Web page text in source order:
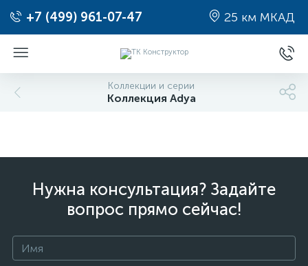
+7 (499) 961-07-47 25 км МКАД
Коллекции и серии
Коллекция Adya
Нужна консультация? Задайте
вопрос прямо сейчас!